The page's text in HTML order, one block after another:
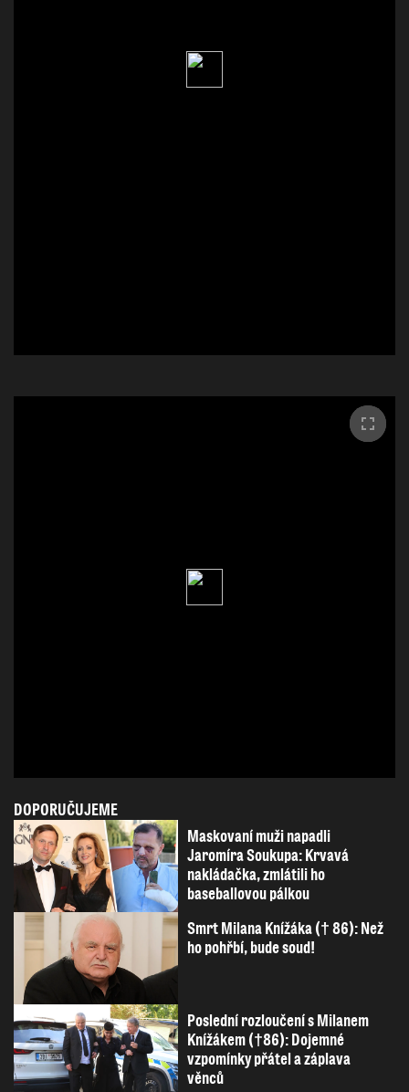
DOPORUČUJEME
Maskovaní muži napadli
Jaromíra Soukupa: Krvavá
nakládačka, zmlátili ho
baseballovou pálkou
Smrt Milana Knížáka († 86): Než
ho pohřbí, bude soud!
Poslední rozloučení s Milanem
Knížákem (†86): Dojemné
vzpomínky přátel a záplava
věnců